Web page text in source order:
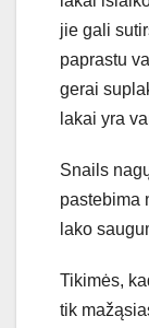
jie gali
paprastu
gerai
lakai yra
Snails
pastebima
lako
Tikimės,
tik